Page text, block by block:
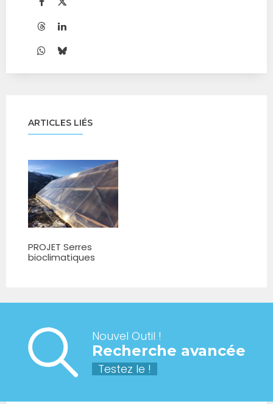
ARTICLES LIÉS
PROJET Serres
bioclimatiques
Nouvel Outil !
Recherche avancée
Testez le !